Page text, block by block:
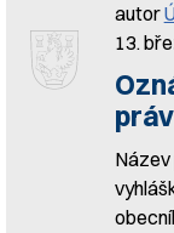
autor
13.